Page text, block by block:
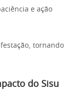
e ação
tornando
do Sisu